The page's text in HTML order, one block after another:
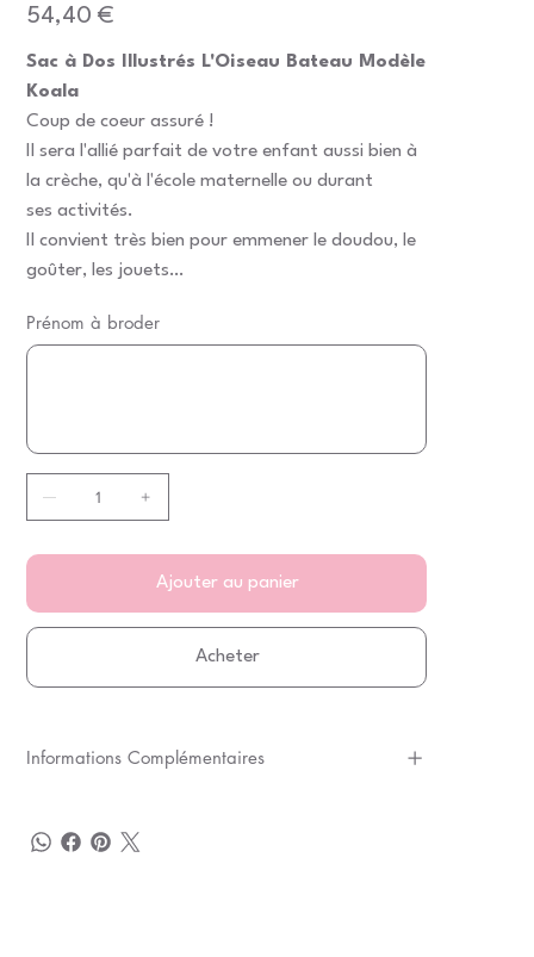
Prix
54,40 €
Sac à Dos Illustrés L'Oiseau Bateau Modèle
Koala
Coup de coeur assuré !
Il sera l'allié parfait de votre enfant aussi bien à
la crèche, qu'à l'école maternelle ou durant
ses activités.
Il convient très bien pour emmener le doudou, le
goûter, les jouets…
Prénom à broder
500
Ajouter au panier
Acheter
Informations Complémentaires